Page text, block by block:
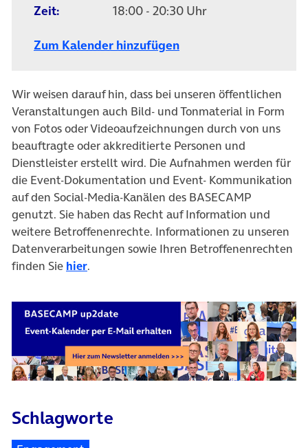
Zeit:
18:00 - 20:30 Uhr
Zum Kalender hinzufügen
Wir weisen darauf hin, dass bei unseren öffentlichen
Veranstaltungen auch Bild- und Tonmaterial in Form
von Fotos oder Videoaufzeichnungen durch von uns
beauftragte oder akkreditierte Personen und
Dienstleister erstellt wird. Die Aufnahmen werden für
die Event-Dokumentation und Event- Kommunikation
auf den Social-Media-Kanälen des BASECAMP
genutzt. Sie haben das Recht auf Information und
weitere Betroffenenrechte. Informationen zu unseren
Datenverarbeitungen sowie Ihren Betroffenenrechten
finden Sie hier.
Schlagworte